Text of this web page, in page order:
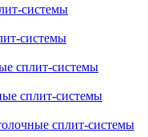
системы
системы
сплит-системы
сплит-системы
сплит-системы